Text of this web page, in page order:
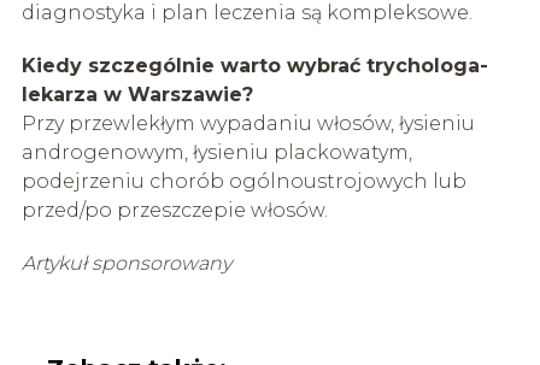
diagnostyka i plan leczenia są kompleksowe.
Kiedy szczególnie warto wybrać trychologa-
lekarza w Warszawie?
Przy przewlekłym wypadaniu włosów, łysieniu
androgenowym, łysieniu plackowatym,
podejrzeniu chorób ogólnoustrojowych lub
przed/po przeszczepie włosów.
Artykuł sponsorowany